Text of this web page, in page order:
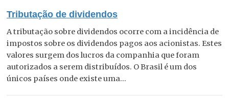
Tributação de dividendos
A tributação sobre dividendos ocorre com a incidência de
impostos sobre os dividendos pagos aos acionistas. Estes
valores surgem dos lucros da companhia que foram
autorizados a serem distribuídos. O Brasil é um dos
únicos países onde existe uma...